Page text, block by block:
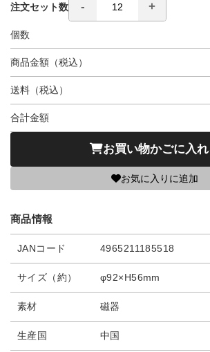
注文セット数
個数
商品金額（税込）
送料（税込）
合計金額
お買い物かごに入
お気に入りに追加
商品情報
JANコード 4965211185518
サイズ（約） φ92×H56mm
素材 磁器
生産国 中国